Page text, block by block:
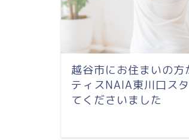
越谷市にお住まいの方
ティスNAIA東川口ス
てくださいました